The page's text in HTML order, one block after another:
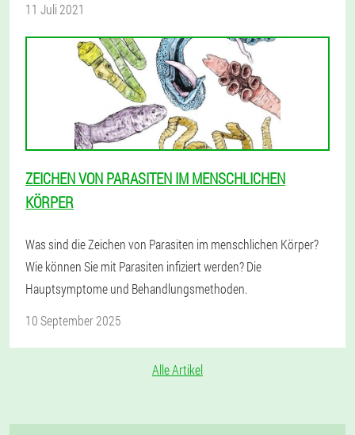
11 Juli 2021
ZEICHEN VON PARASITEN IM MENSCHLICHEN
KÖRPER
Was sind die Zeichen von Parasiten im menschlichen Körper?
Wie können Sie mit Parasiten infiziert werden? Die
Hauptsymptome und Behandlungsmethoden.
10 September 2025
Alle Artikel